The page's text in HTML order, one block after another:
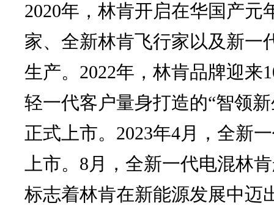
2020年，林肯开启在华国产元
家、全新林肯飞行家以及新一
生产。2022年，林肯品牌迎来
轻一代客户量身打造的“智领
正式上市。2023年4月，全新
上市。8月，全新一代电混林
标志着林肯在新能源发展中迈